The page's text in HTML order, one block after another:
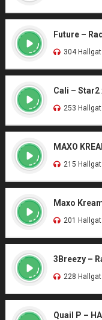
Future –
304 Hallgat
Cali – Star2
253 Hallgat
MAXO
215 Hallgat
Maxo
201 Hallgat
3Breezy –
228 Hallgat
Quail P –